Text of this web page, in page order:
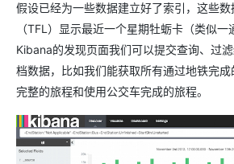
假设已经为一些数据建立好了索引，这些
（TFL）显示最近一个星期牡蛎卡（类似
Kibana的发现页面我们可以提交查询、过
档数据，比如我们能获取所有通过地铁完
完整的旅程和使用公交车完成的旅程。